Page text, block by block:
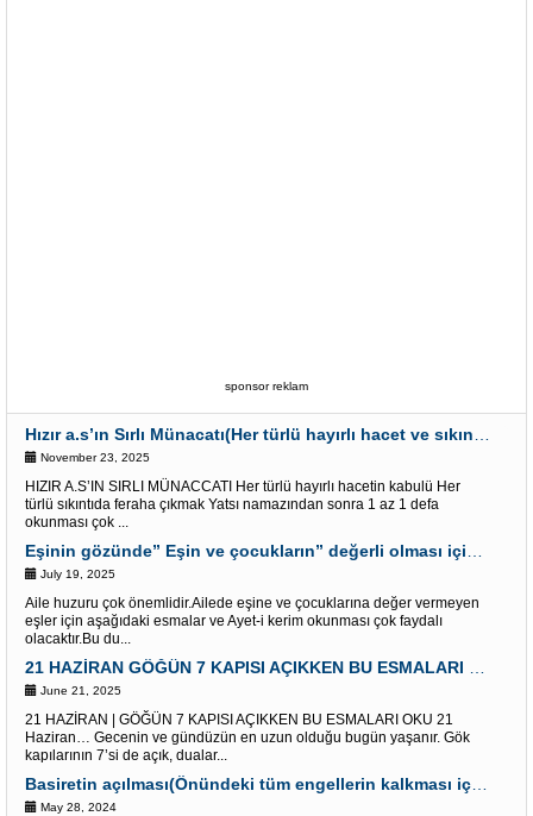
sponsor reklam
November 23, 2025
HIZIR A.S’IN SIRLI MÜNACCATI Her türlü hayırlı hacetin kabulü Her
türlü sıkıntıda feraha çıkmak Yatsı namazından sonra 1 az 1 defa
okunması çok ...
July 19, 2025
Aile huzuru çok önemlidir.Ailede eşine ve çocuklarına değer vermeyen
eşler için aşağıdaki esmalar ve Ayet-i kerim okunması çok faydalı
olacaktır.Bu du...
June 21, 2025
21 HAZİRAN | GÖĞÜN 7 KAPISI AÇIKKEN BU ESMALARI OKU 21
Haziran… Gecenin ve gündüzün en uzun olduğu bugün yaşanır. Gök
kapılarının 7’si de açık, dualar...
May 28, 2024